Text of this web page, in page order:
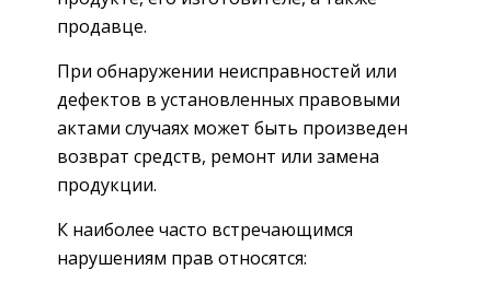
продавце.
При обнаружении неисправностей или
дефектов в установленных правовыми
актами случаях может быть произведен
возврат средств, ремонт или замена
продукции.
К наиболее часто встречающимся
нарушениям прав относятся: